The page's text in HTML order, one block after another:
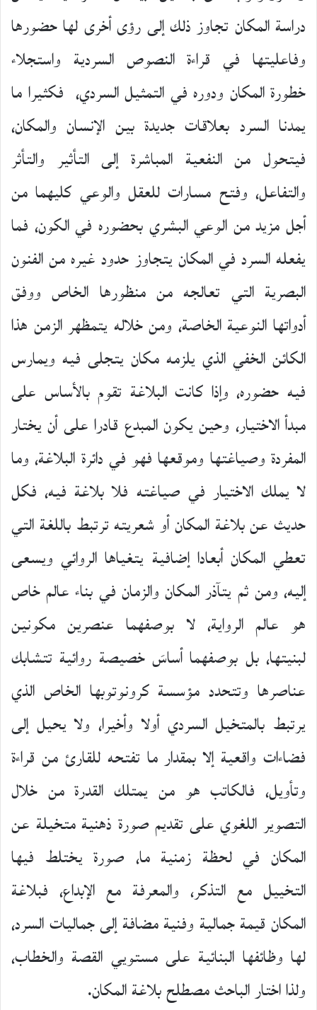
دراسة المكان تجاوز ذلك إلى رؤى أخرى لها حضورها
وفاعليتها في قراءة النصوص السردية واستجلاء
خطورة المكان ودوره في التمثيل السردي، فكثيرا ما
يمدنا السرد بعلاقات جديدة بين الإنسان والمكان،
فيتحول من النفعية المباشرة إلى التأثير والتأثر
والتفاعل، وفتح مسارات للعقل والوعي كليهما من
أجل مزيد من الوعي البشري بحضوره في الكون، فما
يفعله السرد في المكان يتجاوز حدود غيره من الفنون
البصرية التي تعالجه من منظورها الخاص ووفق
أدواتها النوعية الخاصة، ومن خلاله يتمظهر الزمن هذا
الكائن الخفي الذي يلزمه مكان يتجلى فيه ويمارس
فيه حضوره، وإذا كانت البلاغة تقوم بالأساس على
مبدأ الاختيار، وحين يكون المبدع قادرا على أن يختار
المفردة وصياغتها وموقعها فهو في دائرة البلاغة، وما
لا يملك الاختيار في صياغته فلا بلاغة فيه، فكل
حديث عن بلاغة المكان أو شعريته ترتبط باللغة التي
تعطي المكان أبعادا إضافية يتغياها الروائي ويسعى
إليه، ومن ثم يتآذر المكان والزمان في بناء عالم خاص
هو عالم الرواية، لا بوصفهما عنصرين مكونين
لبنيتها، بل بوصفهما أساسَ خصيصة روائية تتشابك
عناصرها وتتحدد مؤسسة كرونوتوبها الخاص الذي
يرتبط بالمتخيل السردي أولا وأخيرا، ولا يحيل إلى
فضاءات واقعية إلا بمقدار ما تفتحه للقارئ من قراءة
وتأويل، فالكاتب هو من يمتلك القدرة من خلال
التصوير اللغوي على تقديم صورة ذهنية متخيلة عن
المكان في لحظة زمنية ما، صورة يختلط فيها
التخييل مع التذكر، والمعرفة مع الإبداع، فبلاغة
المكان قيمة جمالية وفنية مضافة إلى جماليات السرد،
لها وظائفها البنائية على مستويي القصة والخطاب،
ولذا اختار الباحث مصطلح بلاغة المكان.